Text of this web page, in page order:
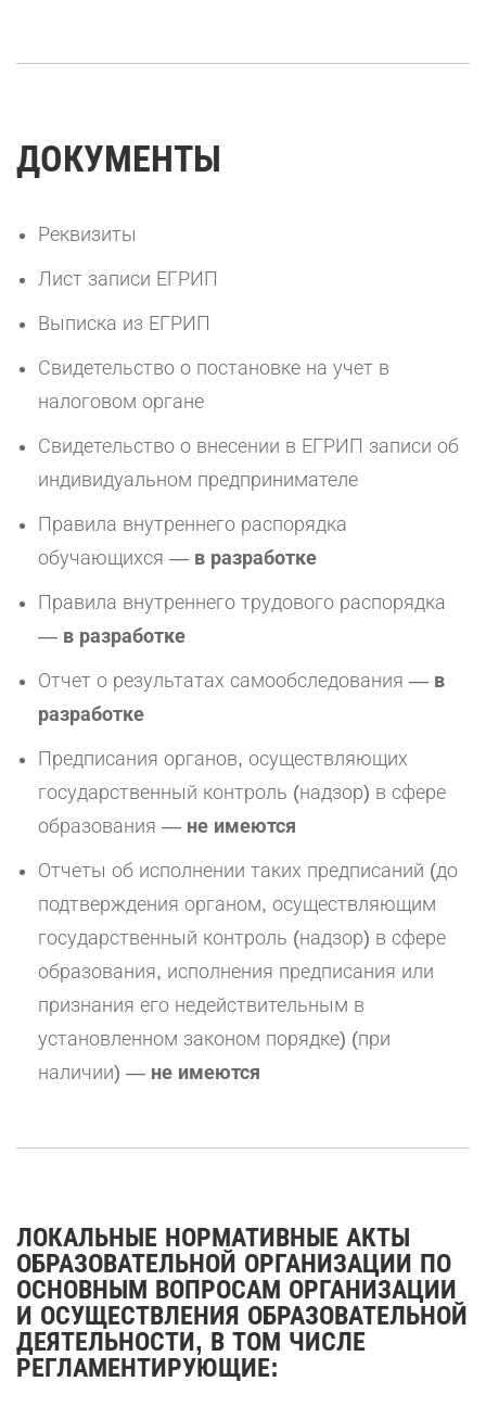
ДОКУМЕНТЫ
Реквизиты
Лист записи ЕГРИП
Выписка из ЕГРИП
Свидетельство о постановке на учет в
налоговом органе
Свидетельство о внесении в ЕГРИП записи об
индивидуальном предпринимателе
Правила внутреннего распорядка
обучающихся — в разработке
Правила внутреннего трудового распорядка
— в разработке
Отчет о результатах самообследования — в
разработке
Предписания органов, осуществляющих
государственный контроль (надзор) в сфере
образования — не имеются
Отчеты об исполнении таких предписаний (до
подтверждения органом, осуществляющим
государственный контроль (надзор) в сфере
образования, исполнения предписания или
признания его недействительным в
установленном законом порядке) (при
наличии) — не имеются
ЛОКАЛЬНЫЕ НОРМАТИВНЫЕ АКТЫ
ОБРАЗОВАТЕЛЬНОЙ ОРГАНИЗАЦИИ ПО
ОСНОВНЫМ ВОПРОСАМ ОРГАНИЗАЦИИ
И ОСУЩЕСТВЛЕНИЯ ОБРАЗОВАТЕЛЬНОЙ
ДЕЯТЕЛЬНОСТИ, В ТОМ ЧИСЛЕ
РЕГЛАМЕНТИРУЮЩИЕ: